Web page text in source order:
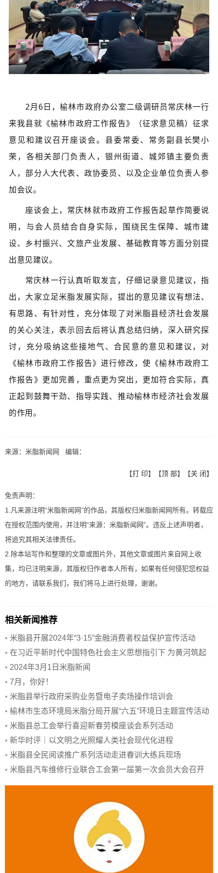
2月6日，榆林市政府办公室二级调研员常庆林一行
来我县就《榆林市政府工作报告》（征求意见稿）征求
意见和建议召开座谈会。县委常委、常务副县长樊小
荣，各相关部门负责人，银州街道、城郊镇主要负责
人，部分人大代表、政协委员、以及企业单位负责人参
加会议。
座谈会上，常庆林就市政府工作报告起草作简要说
明，与会人员结合自身实际，围绕民生保障、城市建
设、乡村振兴、文旅产业发展、基础教育等方面分别提
出意见建议。
常庆林一行认真听取发言，仔细记录意见建议，指
出，大家立足米脂发展实际，提出的意见建议有想法、
有思路、有针对性，充分体现了对米脂县经济社会发展
的关心关注，表示回去后将认真总结归纳，深入研究探
讨，充分吸纳这些接地气、合民意的意见和建议，对
《榆林市政府工作报告》进行修改，使《榆林市政府工
作报告》更加完善，重点更为突出，更加符合实际，真
正起到鼓舞干劲、指导实践、推动榆林市经济社会发展
的作用。
来源：米脂新闻网 编辑：
【打 印】【顶 部】【关 闭】
免责声明：
1.凡来源注明“米脂新闻网”的作品，其版权归米脂新闻网所有。转载应
在授权范围内使用，并注明“来源：米脂新闻网”。违反上述声明者，
将追究其相关法律责任。
2.除本站写作和整理的文章或图片外，其他文章或图片来自网上收
集，均已注明来源，其版权归作者本人所有，如果有任何侵犯您权益
的地方，请联系我们，我们将马上进行处理，谢谢。
相关新闻推荐
• 米脂县开展2024年“3·15”金融消费者权益保护宣传活动
• 在习近平新时代中国特色社会主义思想指引下 为黄河筑起
绿色屏障
• 2024年3月1日米脂新闻
• 7月，你好！
• 米脂县举行政府采购业务暨电子卖场操作培训会
• 榆林市生态环境局米脂分局开展“六五”环境日主题宣传活动
• 米脂县总工会举行喜迎新春劳模座谈会系列活动
• 新华时评｜以文明之光照耀人类社会现代化进程
• 米脂县全民阅读推广系列活动走进春训大练兵现场
• 米脂县汽车维修行业联合工会第一届第一次会员大会召开